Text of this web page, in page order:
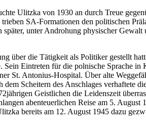
Ulitzka von 1930 an durch Treue
SA-Formationen den politischen
unter Androhung physischer
über die Tätigkeit als Politiker gestellt
Sein Eintreten für die polnische Sprache
St. Antonius-Hospital. Über alte
dem Scheitern des Anschlages
Geistlichen die Leidenszeit
abenteuerlichen Reise am 5.
bereits am 12. August 1945 dazu